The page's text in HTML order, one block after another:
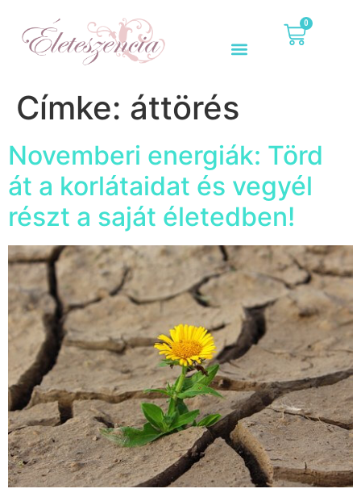
0
Címke: áttörés
Novemberi energiák: Törd
át a korlátaidat és vegyél
részt a saját életedben!